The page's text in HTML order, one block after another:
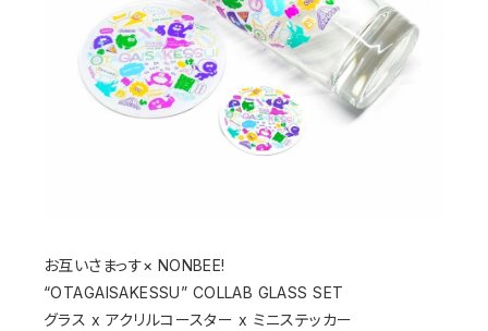
お互いさまっす× NONBEE!
“OTAGAISAKESSU” COLLAB GLASS SET
グラス x アクリルコースター x ミニステッカー